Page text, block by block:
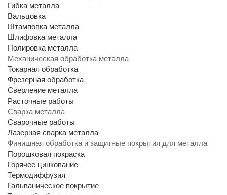
Гибка металла
Вальцовка
Штамповка металла
Шлифовка металла
Полировка металла
Механическая обработка металла
Токарная обработка
Фрезерная обработка
Сверление металла
Расточные работы
Сварка металла
Сварочные работы
Лазерная сварка металла
Финишная обработка и защитные покрытия для металла
Порошковая покраска
Горячее цинкование
Термодиффузия
Гальваническое покрытие